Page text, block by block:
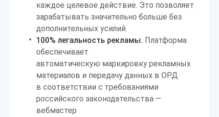
каждое целевое действие. Это позволяет
зарабатывать значительно больше без
дополнительных усилий.
100% легальность рекламы. Платформа
обеспечивает
автоматическую маркировку рекламных
материалов и передачу данных в ОРД
в соответствии с требованиями
российского законодательства —
вебмастер